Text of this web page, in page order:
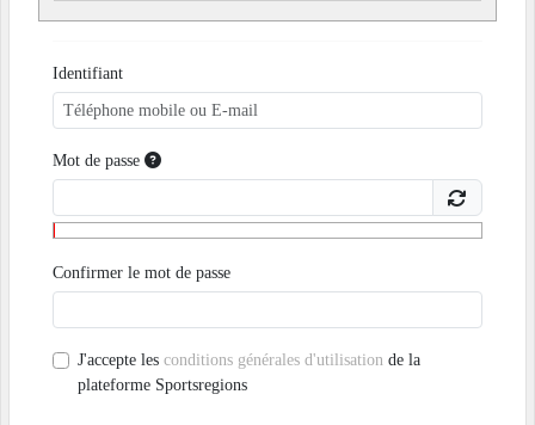
Identifiant
Mot de passe
Confirmer le mot de passe
J'accepte les conditions générales d'utilisation de la
plateforme Sportsregions